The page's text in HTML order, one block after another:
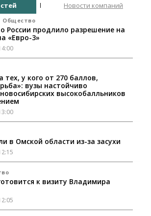
Новости компаний
Общество
России продлило разрешение на
«Евро-3»
тех, у кого от 270 баллов,
вузы настойчиво
высокобалльников
в Омской области из-за засухи
к визиту Владимира